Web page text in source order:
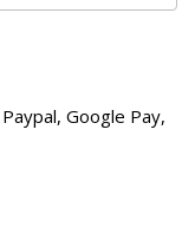
Google Pay,